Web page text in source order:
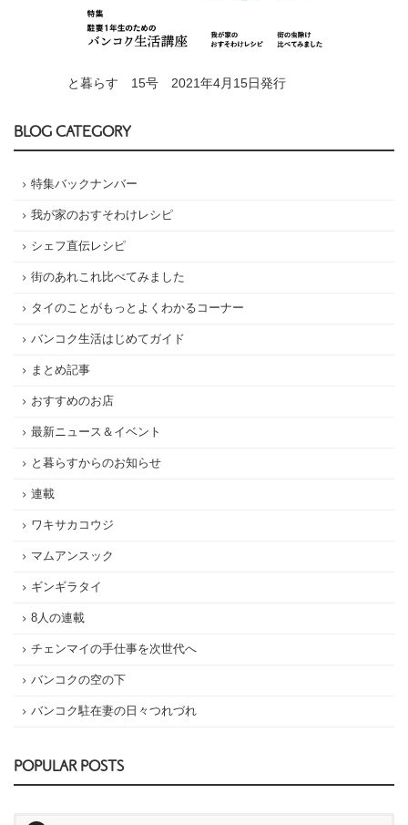
と暮らす 15号 2021年4月15日発行
BLOG CATEGORY
特集バックナンバー
我が家のおすそわけレシピ
シェフ直伝レシピ
街のあれこれ比べてみました
タイのことがもっとよくわかるコーナー
バンコク生活はじめてガイド
まとめ記事
おすすめのお店
最新ニュース＆イベント
と暮らすからのお知らせ
連載
ワキサカコウジ
マムアンスック
ギンギラタイ
8人の連載
チェンマイの手仕事を次世代へ
バンコクの空の下
バンコク駐在妻の日々つれづれ
POPULAR POSTS